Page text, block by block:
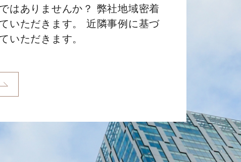
はありませんか？ 弊社地域密着
いただきます。 近隣事例に基づ
いただきます。